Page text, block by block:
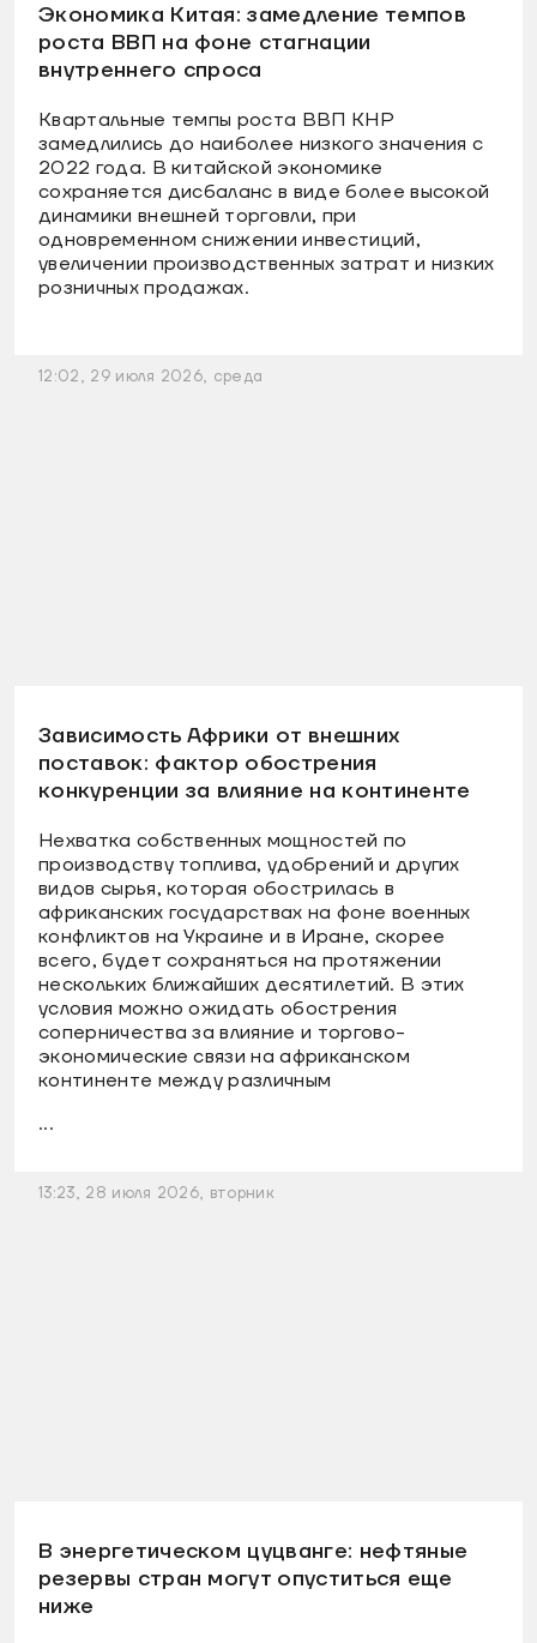
Экономика Китая: замедление темпов
роста ВВП на фоне стагнации
внутреннего спроса
Квартальные темпы роста ВВП КНР
замедлились до наиболее низкого значения с
2022 года. В китайской экономике
сохраняется дисбаланс в виде более высокой
динамики внешней торговли, при
одновременном снижении инвестиций,
увеличении производственных затрат и низких
розничных продажах.
12:02, 29 июля 2026, среда
Зависимость Африки от внешних
поставок: фактор обострения
конкуренции за влияние на континенте
Нехватка собственных мощностей по
производству топлива, удобрений и других
видов сырья, которая обострилась в
африканских государствах на фоне военных
конфликтов на Украине и в Иране, скорее
всего, будет сохраняться на протяжении
нескольких ближайших десятилетий. В этих
условия можно ожидать обострения
соперничества за влияние и торгово-
экономические связи на африканском
континенте между различным
...
13:23, 28 июля 2026, вторник
В энергетическом цуцванге: нефтяные
резервы стран могут опуститься еще
ниже